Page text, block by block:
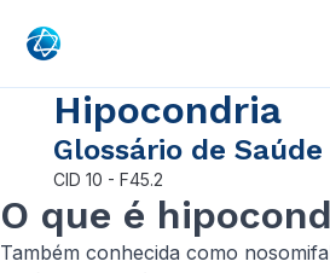
Hipocondria
Glossário de
CID 10 - F45.2
O que é
Também conhecida como